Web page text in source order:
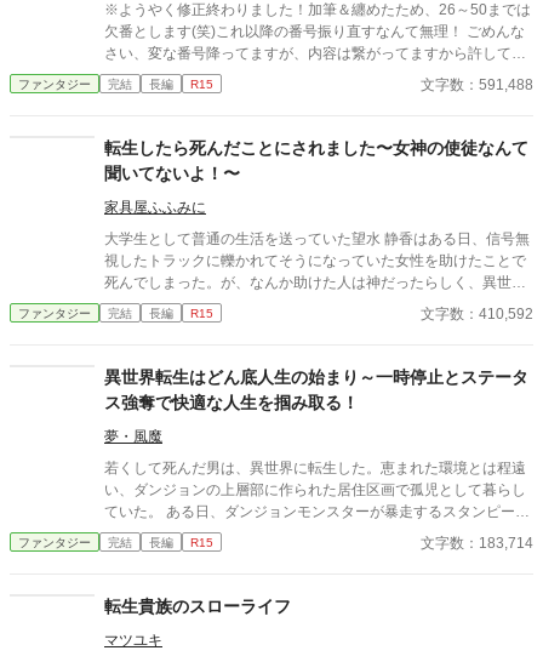
※ようやく修正終わりました！加筆＆纏めたため、26～50までは
欠番とします(笑)これ以降の番号振り直すなんて無理！ ごめんな
さい、変な番号降ってますが、内容は繋がってますから許してく
ださい！！！※ ファンタジー小説大賞結果発表！！！ ＼9位／ ٩(
'ω' )و ＼奨励賞／ （嬉しかったので自慢します） 書籍化は考えて
して頂ければと思います。よろしくお願いします！ （誰かイラス
ト化してくれる人いませんか？）←他力本願 ※誤字脱字報告につ
きましては、返信等一切しませんのでご了承ください。しかるべ
き時期に手直しいたします。 ＊ ＊ ＊ やってきまし
た、異世界。 学生の頃は楽しく読みました、ラノベ。 いえ、今で
も懐かしく読んでます。 好きですよ？異世界転移＆転生モノ。 だ
からといって自分もそうなるなんて考えませんよね？ 『ラッキ
ー』と思うか『アンラッキー』と思うか。 実際来てみれば、乙女
ゲームもかくやと思う世界。 でもね、誰もがヒロインになる訳じ
かな… アラフォー女のドタバタ劇…？かな…？ ＊＊＊＊＊＊＊＊
＊＊＊＊＊＊＊＊＊＊＊＊＊＊＊ 基本、ノリと勢いで書いてま
いる作品なので、多くは望まないでくださると嬉しいです。
ファンタジー 完結 長編 R15 文字数：591,488
転生したら死んだことにされました〜女神の使徒なんて
聞いてないよ！〜
家具屋ふふみに
大学生として普通の生活を送っていた望水 静香はある日、信号無
視したトラックに轢かれてそうになっていた女性を助けたことで
死んでしまった。が、なんか助けた人は神だったらしく、異世界
転生することに。 そして、転生したら...「女には荷が重い」とい
う父親の一言で死んだことにされました。なので、自由に生きさ
よ？！ しっかりしているように見えてたまにミスをする女神から
面倒なことを度々押し付けられ、それを与えられた力でなんとか
解決していくけど、次から次に問題が起きたり、なにか不穏な動
きがあったり...？ ローブ男たちの目的とは？そして、その黒幕と
は一体...？ 不定期なので、楽しみにお待ち頂ければ嬉しいです。
拙い文章なので、誤字脱字がありましたらすいません。報告して
頂ければその都度訂正させていただきます。 小説家になろう様で
も公開しております。
ファンタジー 完結 長編 R15 文字数：410,592
異世界転生はどん底人生の始まり～一時停止とステータ
ス強奪で快適な人生を掴み取る！
夢・風魔
若くして死んだ男は、異世界に転生した。恵まれた環境とは程遠
い、ダンジョンの上層部に作られた居住区画で孤児として暮らし
ていた。 ある日、ダンジョンモンスターが暴走するスタンピード
が発生し、彼──リヴァは死の縁に立たされていた。 そこで前世
の記憶を思い出し、同時に転生特典のスキルに目覚める。 視界に
を一日に1だけ奪い取れる『ステータス強奪』。 二つのスキルを
駆使し、リヴァは地上での暮らしを夢見て今日もダンジョンへと
潜る。 ＊カクヨムでも先行更新しております。
ファンタジー 完結 長編 R15 文字数：183,714
転生貴族のスローライフ
マツユキ